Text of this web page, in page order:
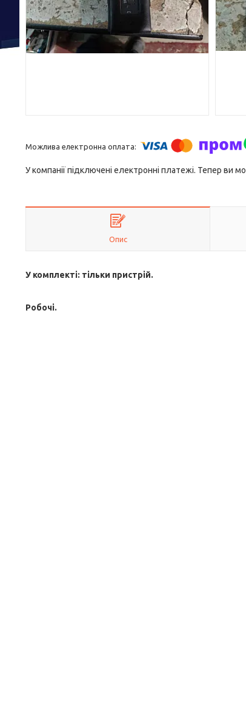
У компанії підключені електронні платежі. Тепер ви
Опис
У комплекті: тільки пристрій.
Робочі.